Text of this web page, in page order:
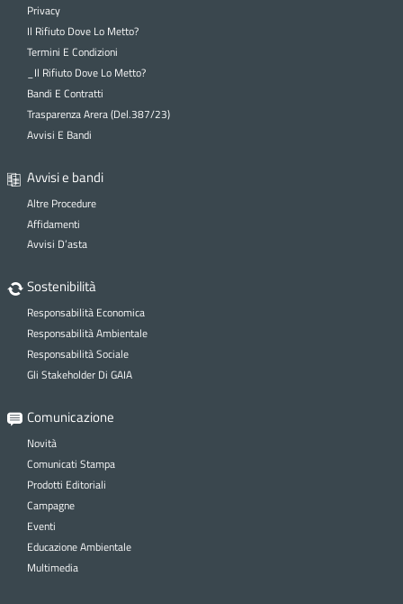
Privacy
Il Rifiuto Dove Lo Metto?
Termini E Condizioni
_Il Rifiuto Dove Lo Metto?
Bandi E Contratti
Trasparenza Arera (Del.387/23)
Avvisi E Bandi
Avvisi e bandi
Altre Procedure
Affidamenti
Avvisi D’asta
Sostenibilità
Responsabilità Economica
Responsabilità Ambientale
Responsabilità Sociale
Gli Stakeholder Di GAIA
Comunicazione
Novità
Comunicati Stampa
Prodotti Editoriali
Campagne
Eventi
Educazione Ambientale
Multimedia